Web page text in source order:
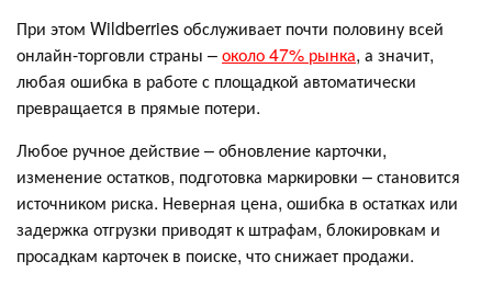
При этом Wildberries обслуживает почти половину всей
онлайн-торговли страны –около 47% рынка, а значит,
любая ошибка в работе с площадкой автоматически
превращается в прямые потери.
Любое ручное действие – обновление карточки,
изменение остатков, подготовка маркировки – становится
источником риска. Неверная цена, ошибка в остатках или
задержка отгрузки приводят к штрафам, блокировкам и
просадкам карточек в поиске, что снижает продажи.